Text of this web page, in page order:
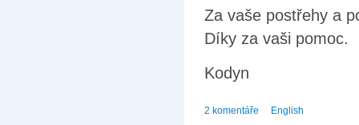
Za vaše postřehy a
Díky za vaši pomoc.
Kodyn
2 komentáře English